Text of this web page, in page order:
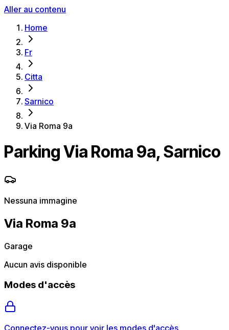
Aller au contenu
Home
Fr
Citta
Sarnico
Via Roma 9a
Parking Via Roma 9a, Sarnico
Nessuna immagine
Via Roma 9a
Garage
Aucun avis disponible
Modes d'accès